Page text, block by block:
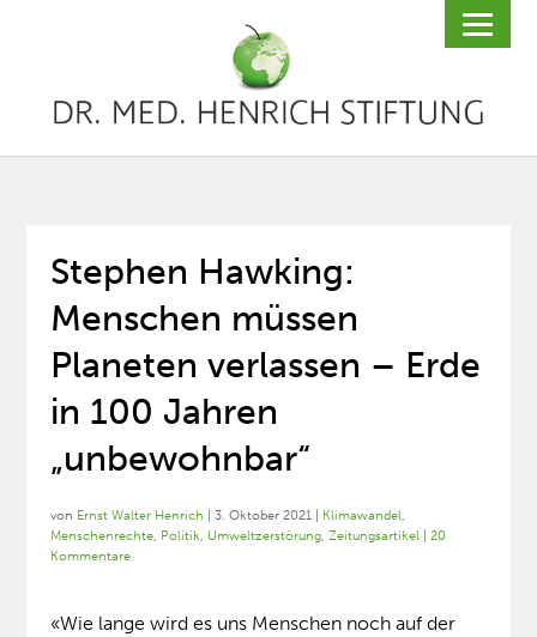
Stephen Hawking:
Menschen müssen
Planeten verlassen – Erde
in 100 Jahren
„unbewohnbar“
von Ernst Walter Henrich |3. Oktober 2021 Klimawandel,
Menschenrechte, Politik, Umweltzerstörung,Zeitungsartikel |20
Kommentare
«Wie lange wird es uns Menschen noch auf der